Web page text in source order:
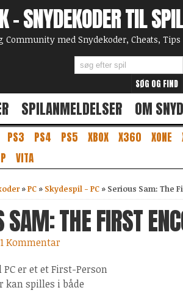
- SNYDEKODER TIL SPIL
Community med Snydekoder, Cheats,
SPILANMELDELSER OM SNYD
PS3 PS4 PS5 XBOX X360 XONE
VITA
»PC » Skydespil - PC » Serious Sam: The
SAM: THE FIRST
1 Kommentar
er et et First-Person
kan spilles i både